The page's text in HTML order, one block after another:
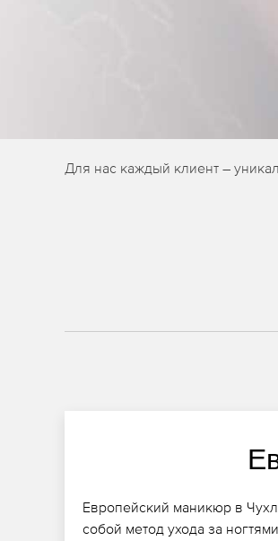
Для нас каждый клиент –
Европейский маникюр в
собой метод ухода за